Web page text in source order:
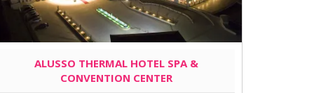
ALUSSO THERMAL HOTEL SPA &
CONVENTION CENTER